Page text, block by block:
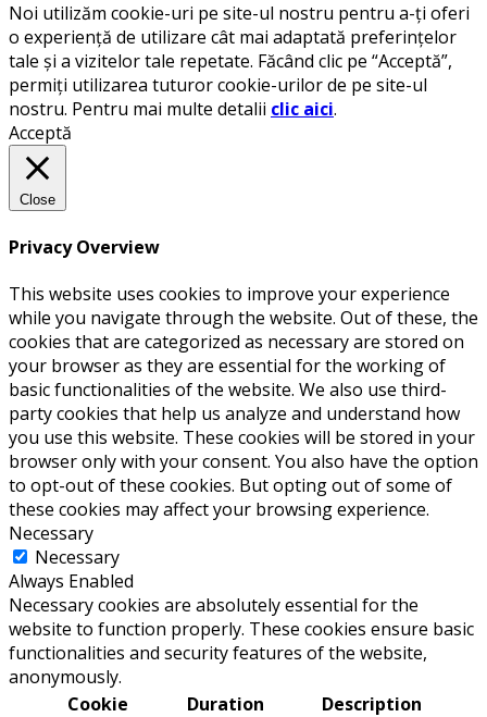
Noi utilizăm cookie-uri pe site-ul nostru pentru a-ți oferi
o experiență de utilizare cât mai adaptată preferințelor
tale și a vizitelor tale repetate. Făcând clic pe “Acceptă”,
permiți utilizarea tuturor cookie-urilor de pe site-ul
nostru. Pentru mai multe detalii clic aici.
Acceptă
Close
Privacy Overview
This website uses cookies to improve your experience
while you navigate through the website. Out of these, the
cookies that are categorized as necessary are stored on
your browser as they are essential for the working of
basic functionalities of the website. We also use third-
party cookies that help us analyze and understand how
you use this website. These cookies will be stored in your
browser only with your consent. You also have the option
to opt-out of these cookies. But opting out of some of
these cookies may affect your browsing experience.
Necessary
Necessary
Always Enabled
Necessary cookies are absolutely essential for the
website to function properly. These cookies ensure basic
functionalities and security features of the website,
anonymously.
Cookie
Duration Description